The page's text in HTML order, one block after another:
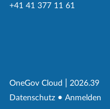
+41 41 377 11 61
OneGov Cloud (External Link)
2026.39
Datenschutz (External Link)
Anmelden